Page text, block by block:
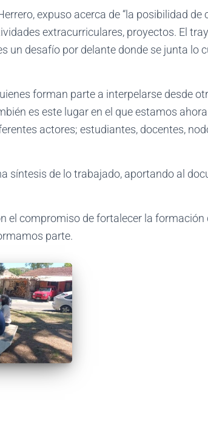
expuso acerca de “la posibilidad de
extracurriculares, proyectos. El
un desafío por delante donde se junta lo
forman parte a interpelarse desde
es este lugar en el que estamos
actores; estudiantes, docentes,
síntesis de lo trabajado, aportando al
el compromiso de fortalecer la formación
parte.